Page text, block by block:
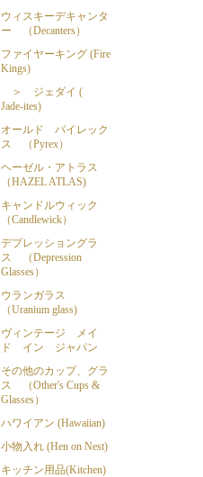
ウィスキーデキャンタ
ー （Decanters）
ファイヤーキング (Fire
Kings)
＞ ジェダイ (
Jade-ites)
オールド パイレック
ス （Pyrex）
ヘーゼル・アトラス
（HAZEL ATLAS)
キャンドルウィック
（Candlewick）
デプレッショングラ
ス （Depression
Glasses）
ウランガラス
（Uranium glass)
ヴィンテージ メイ
ド イン ジャパン
その他のカップ、グラ
ス （Other's Cups &
Glasses）
ハワイアン (Hawaiian)
小物入れ (Hen on Nest)
キッチン用品(Kitchen)